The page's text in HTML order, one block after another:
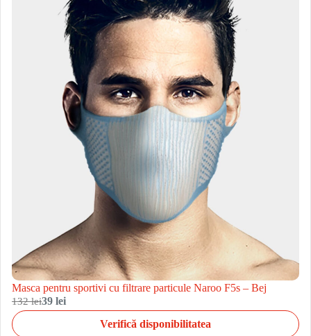
Masca pentru sportivi cu filtrare particule Naroo F5s – Bej
132 lei39 lei
Verifică disponibilitatea